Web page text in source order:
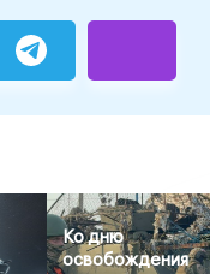
Ко дню
освобождения